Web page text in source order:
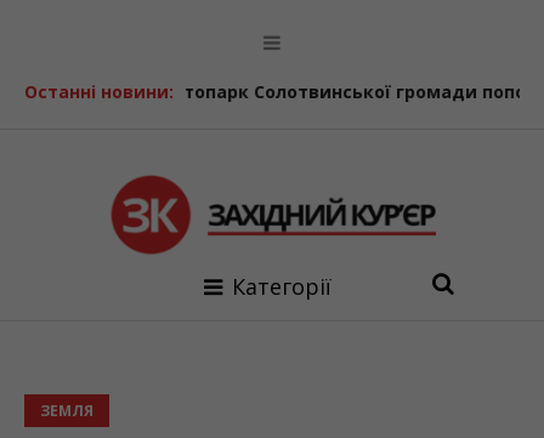
Останні новини:
Автопарк Солотвинської громади поповнив ще
Категорії
ЗЕМЛЯ